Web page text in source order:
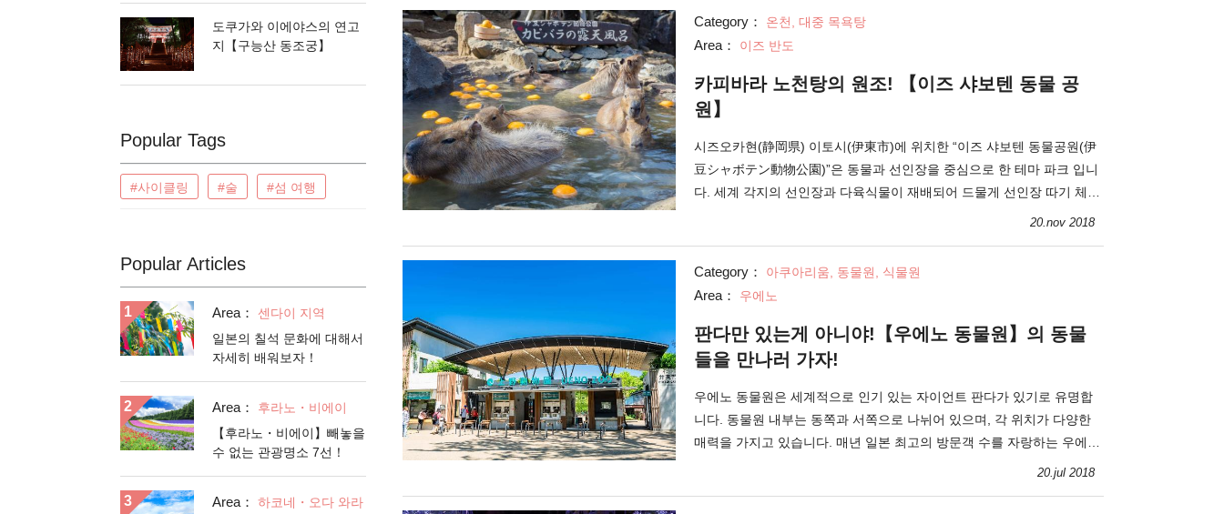
도쿠가와 이에야스의 연고
지【구능산 동조궁】
Popular Tags
#사이클링 #술 #섬 여행
Popular Articles
Area：
센다이 지역
일본의 칠석 문화에 대해서
자세히 배워보자！
Area：
후라노・비에이
【후라노・비에이】빼놓을
수 없는 관광명소 7선！
Area：
하코네・오다 와라
Category： 온천, 대중 목욕탕
Area： 이즈 반도
카피바라 노천탕의 원조! 【이즈 샤보텐 동물 공
원】
시즈오카현(静岡県) 이토시(伊東市)에 위치한 “이즈 샤보텐 동물공원(伊
豆シャボテン動物公園)”은 동물과 선인장을 중심으로 한 테마 파크 입니
다. 세계 각지의 선인장과 다육식물이 재배되어 드물게 선인장 따기 체험
20.nov 2018
Category： 아쿠아리움, 동물원, 식물원
Area： 우에노
판다만 있는게 아니야!【우에노 동물원】의 동물
들을 만나러 가자!
우에노 동물원은 세계적으로 인기 있는 자이언트 판다가 있기로 유명합
니다. 동물원 내부는 동쪽과 서쪽으로 나뉘어 있으며, 각 위치가 다양한
매력을 가지고 있습니다. 매년 일본 최고의 방문객 수를 자랑하는 우에노
20.jul 2018